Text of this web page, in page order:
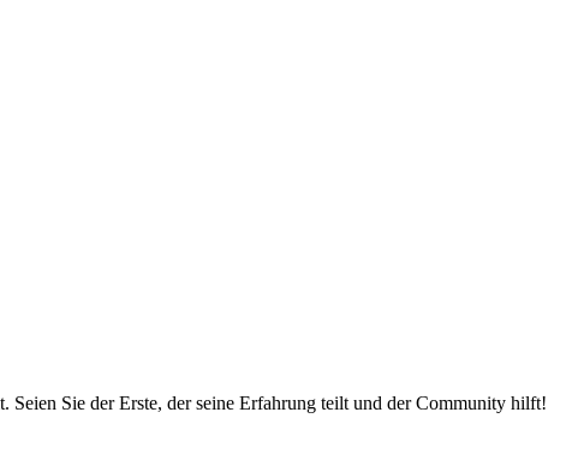
Sie der Erste, der seine Erfahrung teilt und der Community hilft!